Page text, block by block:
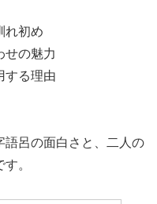
れ初め
せの魅力
する理由
語呂の面白さと、二人の
。